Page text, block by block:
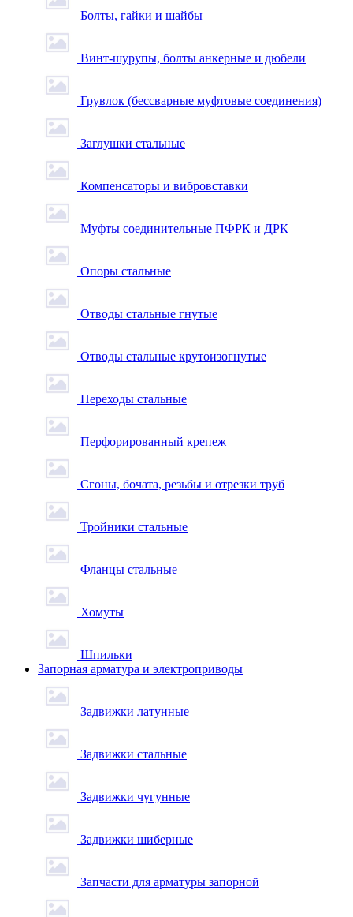
Болты, гайки и шайбы
Винт-шурупы, болты анкерные и дюбели
Грувлок (бессварные муфтовые соединения)
Заглушки стальные
Компенсаторы и вибровставки
Муфты соединительные ПФРК и ДРК
Опоры стальные
Отводы стальные гнутые
Отводы стальные крутоизогнутые
Переходы стальные
Перфорированный крепеж
Сгоны, бочата, резьбы и отрезки труб
Тройники стальные
Фланцы стальные
Хомуты
Шпильки
Запорная арматура и электроприводы
Задвижки латунные
Задвижки стальные
Задвижки чугунные
Задвижки шиберные
Запчасти для арматуры запорной